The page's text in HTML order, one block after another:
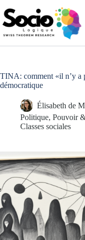
au
contenu
TINA: comment «il n’y a
démocratique
Élisabeth de
Politique, Pouvoir
Classes sociales